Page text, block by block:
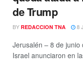
de Trump
BY REDACCION TNA 8
Jerusalén – 8 de junio
Israel anunciaron en